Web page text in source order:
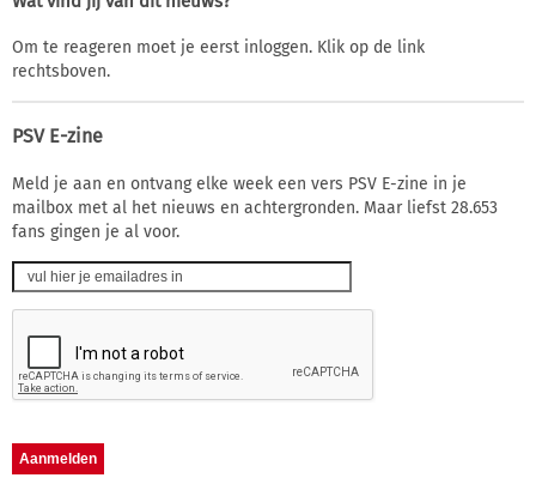
Om te reageren moet je eerst inloggen. Klik op de link
rechtsboven.
PSV E-zine
Meld je aan en ontvang elke week een vers PSV E-zine in je
mailbox met al het nieuws en achtergronden. Maar liefst 28.653
fans gingen je al voor.